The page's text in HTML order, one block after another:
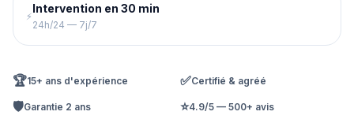
⚡
Intervention en 30 min
24h/24 — 7j/7
🏆15+ ans d'expérience ✅Certifié & agréé
🛡️Garantie 2 ans ⭐4.9/5 — 500+ avis